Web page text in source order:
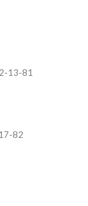
13-81
82